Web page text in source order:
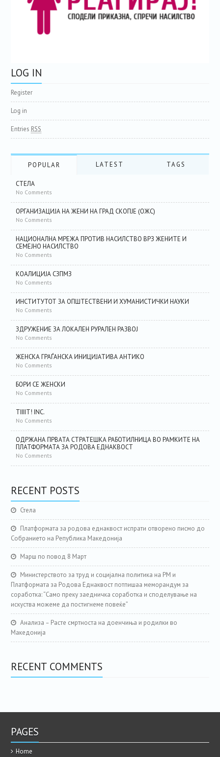
LOG IN
Register
Log in
Entries RSS
POPULAR LATEST TAGS
СТЕЛА
No Comments
ОРГАНИЗАЦИЈА НА ЖЕНИ НА ГРАД СКОПЈЕ (ОЖС)
No Comments
НАЦИОНАЛНА МРЕЖА ПРОТИВ НАСИЛСТВО ВРЗ ЖЕНИТЕ И
СЕМЕЈНО НАСИЛСТВО
No Comments
КОАЛИЦИЈА СЗПМЗ
No Comments
ИНСТИТУТОТ ЗА ОПШТЕСТВЕНИ И ХУМАНИСТИЧКИ НАУКИ
No Comments
ЗДРУЖЕНИЕ ЗА ЛОКАЛЕН РУРАЛЕН РАЗВОЈ
No Comments
ЖЕНСКА ГРАЃАНСКА ИНИЦИЈАТИВА АНТИКО
No Comments
БОРИ СЕ ЖЕНСКИ
No Comments
TIIIIT! INC.
No Comments
ОДРЖАНА ПРВАТА СТРАТЕШКА РАБОТИЛНИЦА ВО РАМКИТЕ НА
ПЛАТФОРМАТА ЗА РОДОВА ЕДНАКВОСТ
No Comments
RECENT POSTS
Стела
Платформата за родова еднаквост испрати отворено писмо до
Собранието на Република Македонија
Марш по повод 8 Март
Министерството за труд и социјална политика на РМ и
Платформата за Родова Еднаквост потпишаа меморандум за
соработка: “Само преку заедничка соработка и споделување на
искуства можеме да постигнеме повеќе”
Анализа – Расте смртноста на доенчиња и родилки во
Македонија
RECENT COMMENTS
PAGES
Home